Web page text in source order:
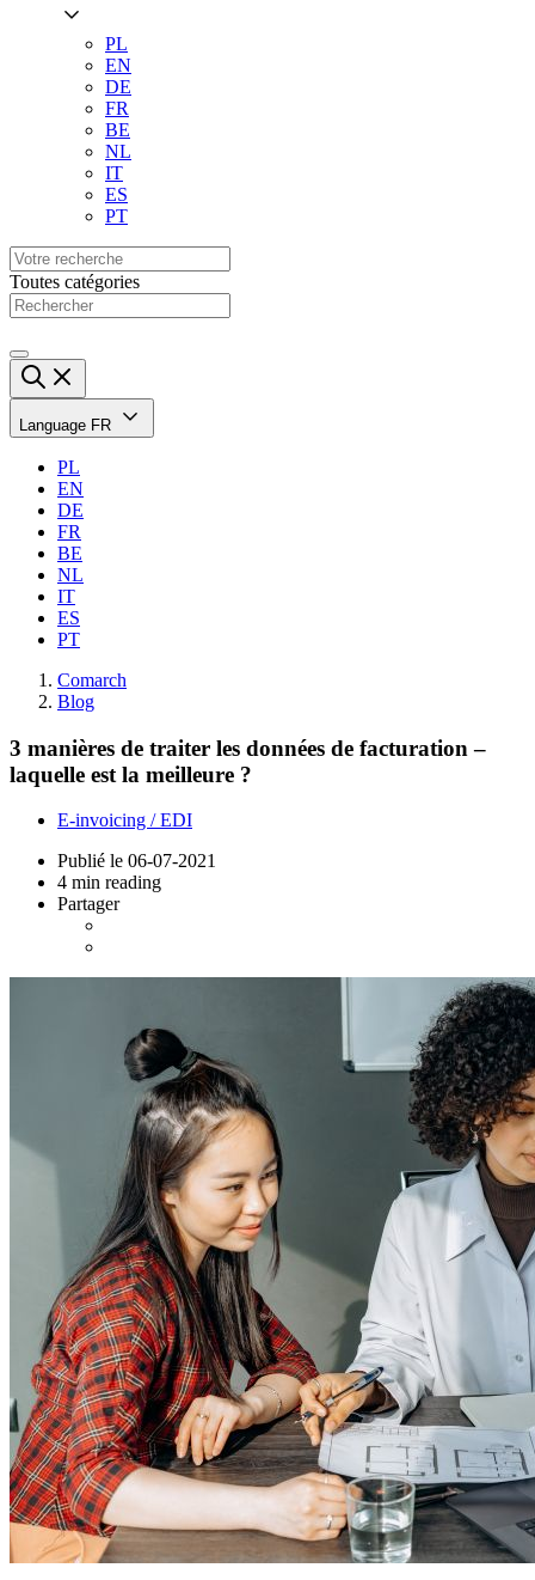
PL
EN
DE
FR
BE
NL
IT
ES
PT
Toutes catégories
Language FR
PL
EN
DE
FR
BE
NL
IT
ES
PT
Comarch
Blog
3 manières de traiter les données de facturation –
laquelle est la meilleure ?
E-invoicing / EDI
Publié le 06-07-2021
4 min reading
Partager